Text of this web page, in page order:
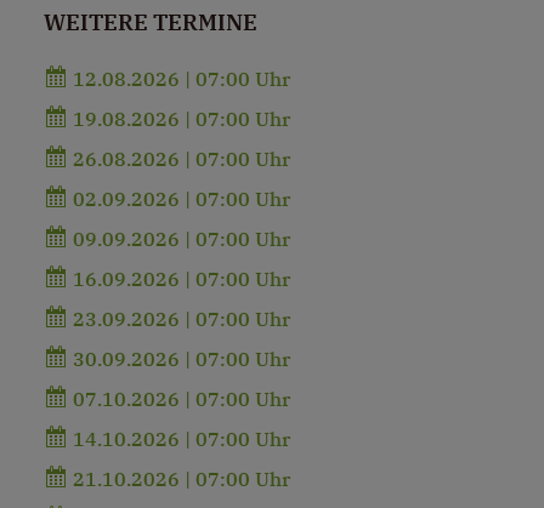
WEITERE TERMINE
12.08.2026 | 07:00 Uhr
19.08.2026 | 07:00 Uhr
26.08.2026 | 07:00 Uhr
02.09.2026 | 07:00 Uhr
09.09.2026 | 07:00 Uhr
16.09.2026 | 07:00 Uhr
23.09.2026 | 07:00 Uhr
30.09.2026 | 07:00 Uhr
07.10.2026 | 07:00 Uhr
14.10.2026 | 07:00 Uhr
21.10.2026 | 07:00 Uhr